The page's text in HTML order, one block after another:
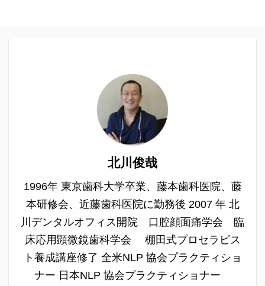
北川俊哉
1996年 東京歯科大学卒業、藤本歯科医院、藤
本研修会、近藤歯科医院に勤務後 2007 年 北
川デンタルオフィス開院 口腔顔面痛学会 臨
床応用顕微鏡歯科学会 棚田式プロセラピス
ト養成講座修了 全米NLP 協会プラクティショ
ナー 日本NLP 協会プラクティショナー